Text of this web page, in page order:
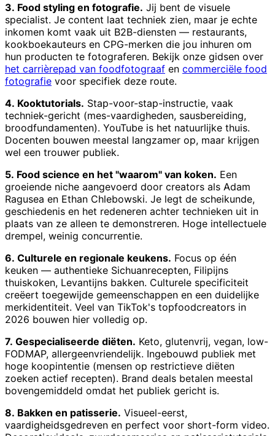
3. Food styling en fotografie. Jij bent de visuele
specialist. Je content laat techniek zien, maar je echte
inkomen komt vaak uit B2B-diensten — restaurants,
kookboekauteurs en CPG-merken die jou inhuren om
hun producten te fotograferen. Bekijk onze gidsen over
het carrièrepad van foodfotograaf en commerciële food
fotografie voor specifiek deze route.
4. Kooktutorials. Stap-voor-stap-instructie, vaak
techniek-gericht (mes-vaardigheden, sausbereiding,
broodfundamenten). YouTube is het natuurlijke thuis.
Docenten bouwen meestal langzamer op, maar krijgen
wel een trouwer publiek.
5. Food science en het "waarom" van koken. Een
groeiende niche aangevoerd door creators als Adam
Ragusea en Ethan Chlebowski. Je legt de scheikunde,
geschiedenis en het redeneren achter technieken uit in
plaats van ze alleen te demonstreren. Hoge intellectuele
drempel, weinig concurrentie.
6. Culturele en regionale keukens. Focus op één
keuken — authentieke Sichuanrecepten, Filipijns
thuiskoken, Levantijns bakken. Culturele specificiteit
creëert toegewijde gemeenschappen en een duidelijke
merkidentiteit. Veel van TikTok's topfoodcreators in
2026 bouwen hier volledig op.
7. Gespecialiseerde diëten. Keto, glutenvrij, vegan, low-
FODMAP, allergeenvriendelijk. Ingebouwd publiek met
hoge koopintentie (mensen op restrictieve diëten
zoeken actief recepten). Brand deals betalen meestal
bovengemiddeld omdat het publiek gericht is.
8. Bakken en patisserie. Visueel-eerst,
vaardigheidsgedreven en perfect voor short-form video.